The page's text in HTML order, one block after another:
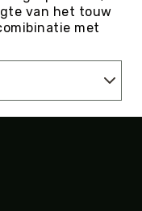
van het touw
met